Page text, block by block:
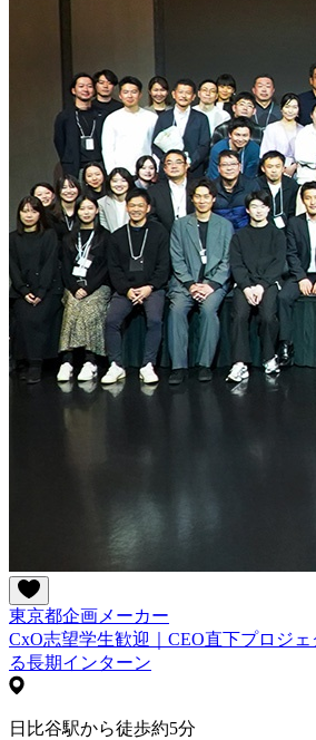
東京都企画 メーカー
CxO志望学生歓迎｜CEO直下プロジ
る長期インターン
日比谷駅から徒歩約5分